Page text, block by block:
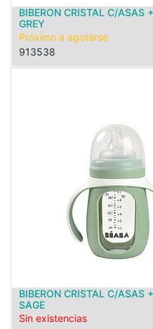
BIBERON CRISTAL C/ASAS
GREY
Próximo a agotarse
913538
BIBERON CRISTAL C/ASAS
SAGE
Sin existencias